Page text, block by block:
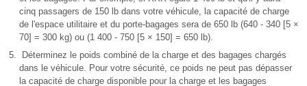
cinq passagers de 150 lb dans votre véhicule, la capacité de charge
de l'espace utilitaire et du porte-bagages sera de 650 lb (640 - 340 [5 ×
70] = 300 kg) ou (1 400 - 750 [5 × 150] = 650 lb).
Déterminez le poids combiné de la charge et des bagages chargés
dans le véhicule. Pour votre sécurité, ce poids ne peut pas dépasser
la capacité de charge disponible pour la charge et les bagages